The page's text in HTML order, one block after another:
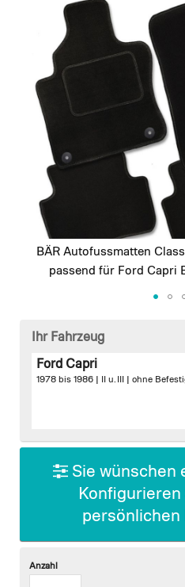
images
gallery
BÄR Autofussmatten
passend für Ford Capri
beginning
gallery
Ihr Fahrzeug
Ford Capri
1978 bis 1986 | II u. III | ohne
Sie wünschen
persönlichen
Anzahl